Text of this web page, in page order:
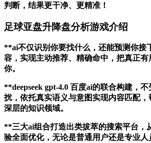
判断，结果更干净、更精准！
足球亚盘升降盘分析游戏介绍
**ai不仅识别你要找什么，还能预测你接
容，实现主动推荐、精确命中，把真正
你。
**deepseek gpt-4.0 百度ai的联合构建，
扰，依托真实语义与意图实现内容匹配，
深层的知识领域。
**三大ai组合打造出类拔萃的搜索平台，
验全面优化，无论是普通用户还是专业